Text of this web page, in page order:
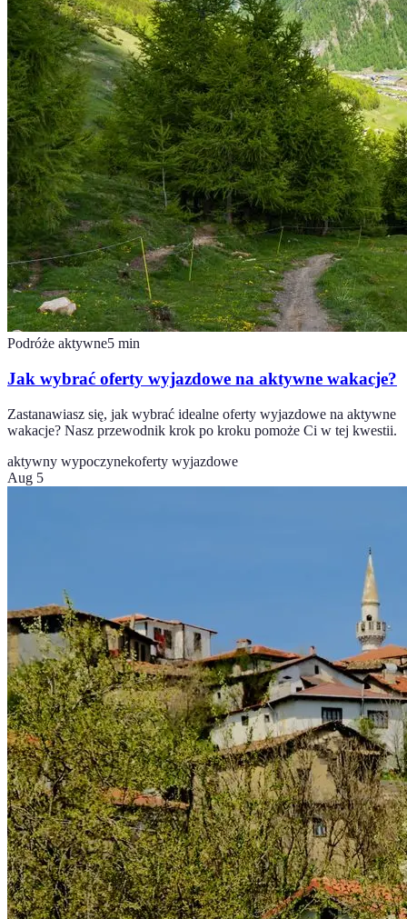
Podróże aktywne5 min
Jak wybrać oferty wyjazdowe na aktywne wakacje?
Zastanawiasz się, jak wybrać idealne oferty wyjazdowe na aktywne
wakacje? Nasz przewodnik krok po kroku pomoże Ci w tej kwestii.
aktywny wypoczynekoferty wyjazdowe
Aug 5